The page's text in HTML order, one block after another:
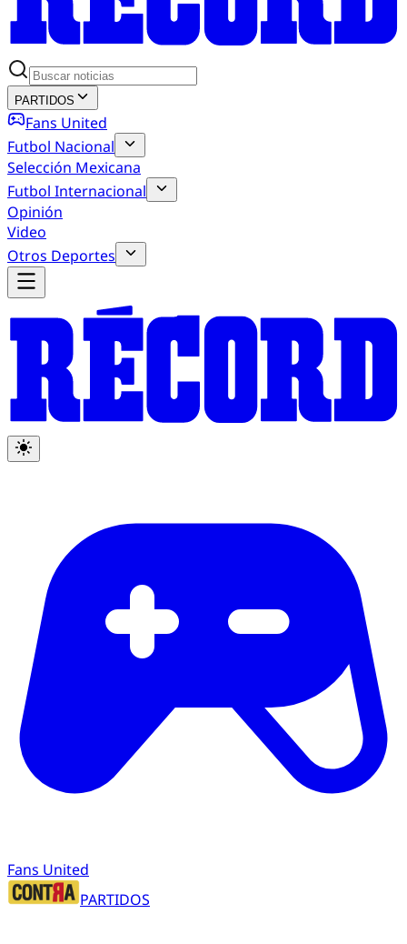
PARTIDOS
Fans United
Futbol Nacional
Selección Mexicana
Futbol Internacional
Opinión
Video
Otros Deportes
Fans United
PARTIDOS